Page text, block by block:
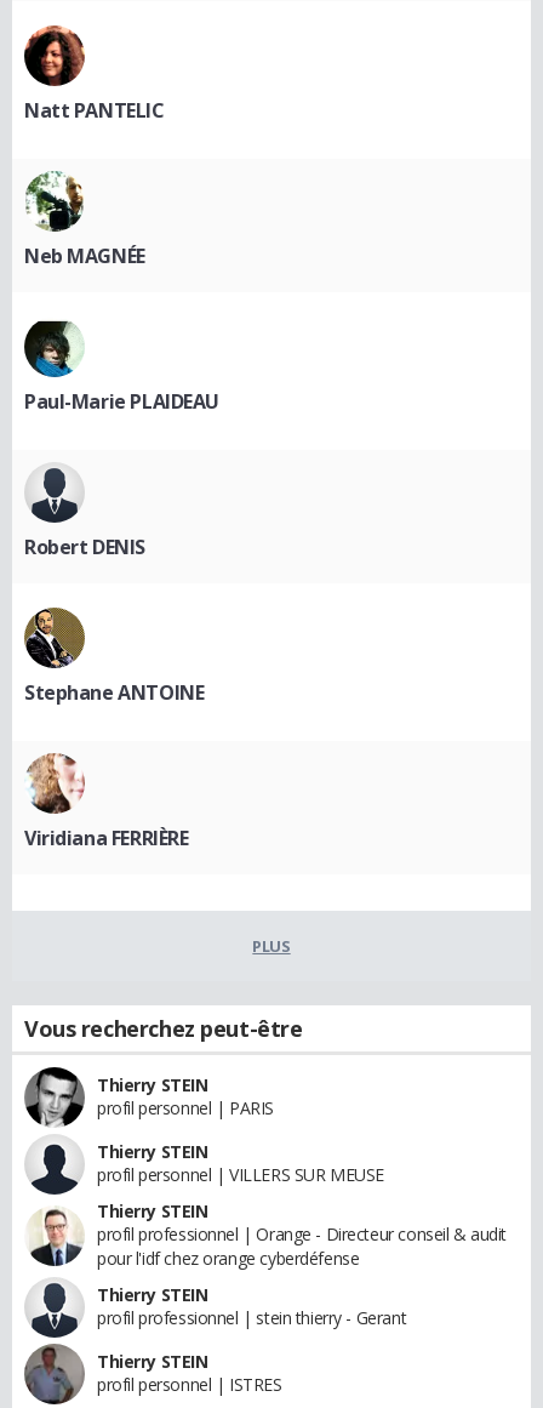
Natt PANTELIC
Neb MAGNÉE
Paul-Marie PLAIDEAU
Robert DENIS
Stephane ANTOINE
Viridiana FERRIÈRE
PLUS
Vous recherchez peut-être
Thierry STEIN
profil personnel | PARIS
Thierry STEIN
profil personnel | VILLERS SUR MEUSE
Thierry STEIN
profil professionnel | Orange - Directeur conseil & audit
pour l'idf chez orange cyberdéfense
Thierry STEIN
profil professionnel | stein thierry - Gerant
Thierry STEIN
profil personnel | ISTRES